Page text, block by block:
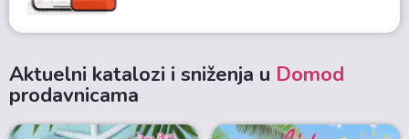
Aktuelni katalozi i sniženja u Domod
prodavnicama